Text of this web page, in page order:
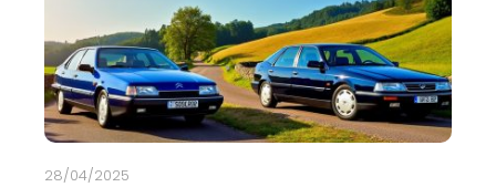
28/04/2025